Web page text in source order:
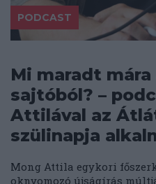
PODCAST
Mi maradt
sajtóból? –
Attilával az
szülinapja
Mong Attila egykori
oknyomozó újságírás